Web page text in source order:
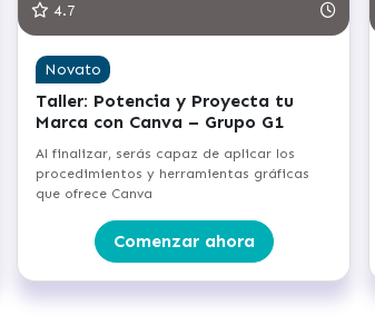
4.7
Novato
Taller: Potencia y Proyecta tu
Marca con Canva – Grupo G1
Al finalizar, serás capaz de aplicar los
procedimientos y herramientas gráficas
que ofrece Canva
Comenzar ahora